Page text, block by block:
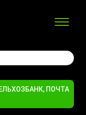
ПОЧТА